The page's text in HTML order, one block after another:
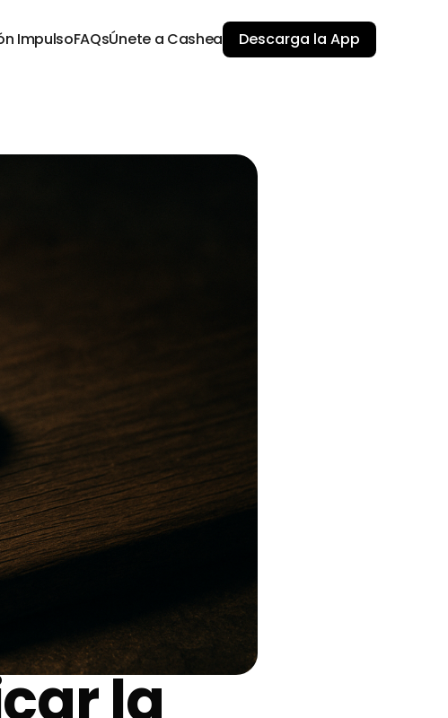
ImpulsoFAQsÚnete a Cashea Descarga la App
la